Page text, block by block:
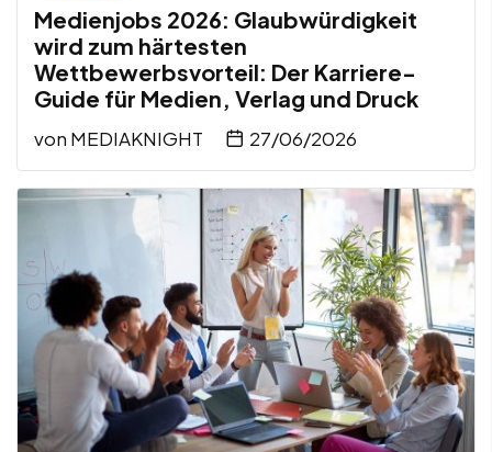
Medienjobs 2026: Glaubwürdigkeit
wird zum härtesten
Wettbewerbsvorteil: Der Karriere-
Guide für Medien, Verlag und Druck
von MEDIAKNIGHT 27/06/2026